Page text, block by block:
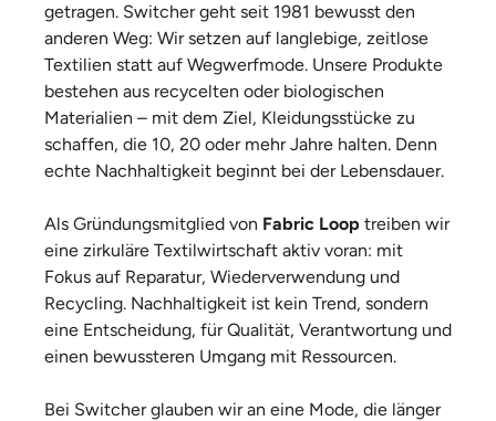
getragen. Switcher geht seit 1981 bewusst den
anderen Weg: Wir setzen auf langlebige, zeitlose
Textilien statt auf Wegwerfmode. Unsere Produkte
bestehen aus recycelten oder biologischen
Materialien – mit dem Ziel, Kleidungsstücke zu
schaffen, die 10, 20 oder mehr Jahre halten. Denn
echte Nachhaltigkeit beginnt bei der Lebensdauer.
Als Gründungsmitglied von Fabric Loop treiben wir
eine zirkuläre Textilwirtschaft aktiv voran: mit
Fokus auf Reparatur, Wiederverwendung und
Recycling. Nachhaltigkeit ist kein Trend, sondern
eine Entscheidung, für Qualität, Verantwortung und
einen bewussteren Umgang mit Ressourcen.
Bei Switcher glauben wir an eine Mode, die länger